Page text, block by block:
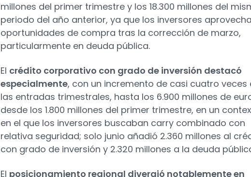
millones del primer trimestre y los 18.300 millones del
periodo del año anterior, ya que los inversores
oportunidades de compra tras la corrección de marzo,
particularmente en deuda pública.
El crédito corporativo con grado de inversión destacó
especialmente, con un incremento de casi cuatro veces
las entradas trimestrales, hasta los 6.900 millones de
desde los 1.800 millones del primer trimestre, en un
en el que los inversores buscaban carry combinado con
relativa seguridad; solo junio añadió 2.360 millones al
con grado de inversión y 2.320 millones a la deuda
El posicionamiento regional divergió notablemente en